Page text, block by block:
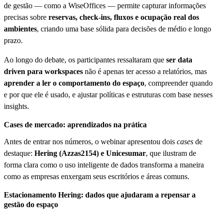
de gestão — como a WiseOffices — permite capturar informações
precisas sobre reservas, check-ins, fluxos e ocupação real dos
ambientes, criando uma base sólida para decisões de médio e longo
prazo.
Ao longo do debate, os participantes ressaltaram que ser data
driven para workspaces não é apenas ter acesso a relatórios, mas
aprender a ler o comportamento do espaço, compreender quando
e por que ele é usado, e ajustar políticas e estruturas com base nesses
insights.
Cases de mercado: aprendizados na prática
Antes de entrar nos números, o webinar apresentou dois cases de
destaque: Hering (Azzas2154) e Unicesumar, que ilustram de
forma clara como o uso inteligente de dados transforma a maneira
como as empresas enxergam seus escritórios e áreas comuns.
Estacionamento Hering: dados que ajudaram a repensar a
gestão do espaço